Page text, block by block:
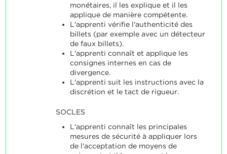
monétaires, il les explique et il les
applique de manière compétente.
L'apprenti vérifie l'authenticité des
billets (par exemple avec un détecteur
de faux billets).
L'apprenti connaît et applique les
consignes internes en cas de
divergence.
L'apprenti suit les instructions avec la
discrétion et le tact de rigueur.
SOCLES
L'apprenti connaît les principales
mesures de sécurité à appliquer lors
de l'acceptation de moyens de